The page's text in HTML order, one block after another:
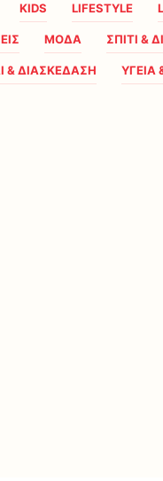
KIDS LIFESTYLE
ΜΟΔΑ ΣΠΙΤΙ &
& ΔΙΑΣΚΕΔΑΣΗ ΥΓΕΙΑ